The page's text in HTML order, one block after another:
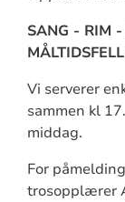
SANG - RIM
Vi serverer
sammen kl
middag.
For
trosopplærer